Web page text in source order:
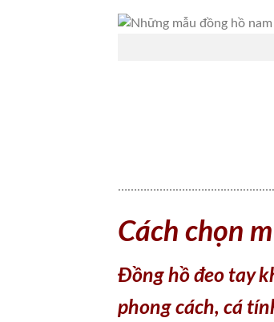
Cách chọn
Đồng hồ đeo tay
phong cách, cá